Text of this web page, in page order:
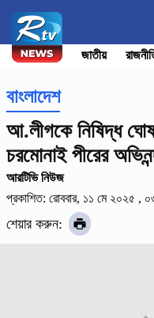
জাতীয়
বাংলাদেশ
আ.লীগকে নিষিদ্ধ
চরমোনাই পীরের
আরটিভি নিউজ
প্রকাশিত: রোববার, ১১ মে ২০২৫ ,
শেয়ার করুন: